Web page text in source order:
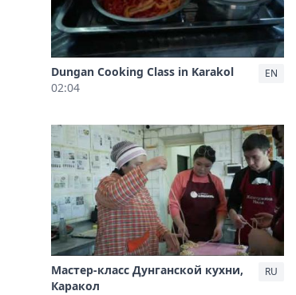
Dungan Cooking Class in Karakol
02:04
EN
Мастер-класс Дунганской кухни,
Каракол
RU